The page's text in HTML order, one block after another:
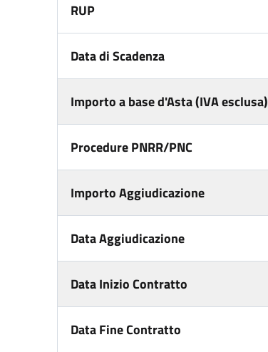
RUP
Data di Scadenza
Importo a base d'Asta (IVA esclusa)
Procedure PNRR/PNC
Importo Aggiudicazione
Data Aggiudicazione
Data Inizio Contratto
Data Fine Contratto